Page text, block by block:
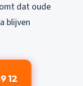
dat oude
blijven
12